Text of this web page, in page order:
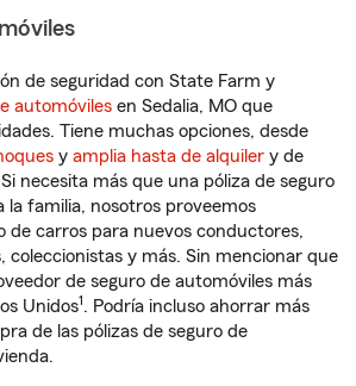
de seguridad con State Farm y
automóviles en Sedalia, MO que
Tiene muchas opciones, desde
y amplia hasta de alquiler y de
necesita más que una póliza de seguro
la familia, nosotros proveemos
de carros para nuevos conductores,
coleccionistas y más. Sin mencionar que
de seguro de automóviles más
Unidos1 . Podría incluso ahorrar más
de las pólizas de seguro de